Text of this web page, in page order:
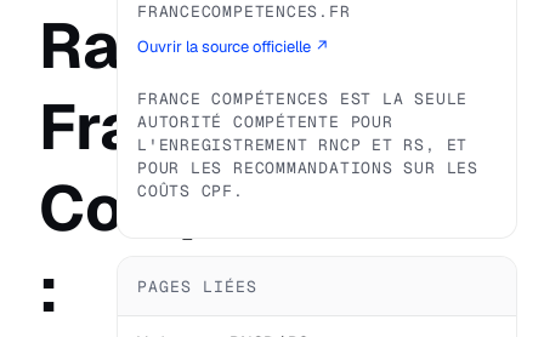
Rapport
France
Compétences
:
FRANCECOMPETENCES.FR
Ouvrir la source officielle ↗
FRANCE COMPÉTENCES EST LA SEULE
AUTORITÉ COMPÉTENTE POUR
L'ENREGISTREMENT RNCP ET RS, ET
POUR LES RECOMMANDATIONS SUR LES
COÛTS CPF.
PAGES LIÉES